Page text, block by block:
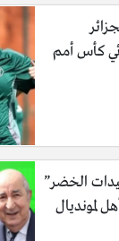
كأس أمم
الخضر”
لمونديال